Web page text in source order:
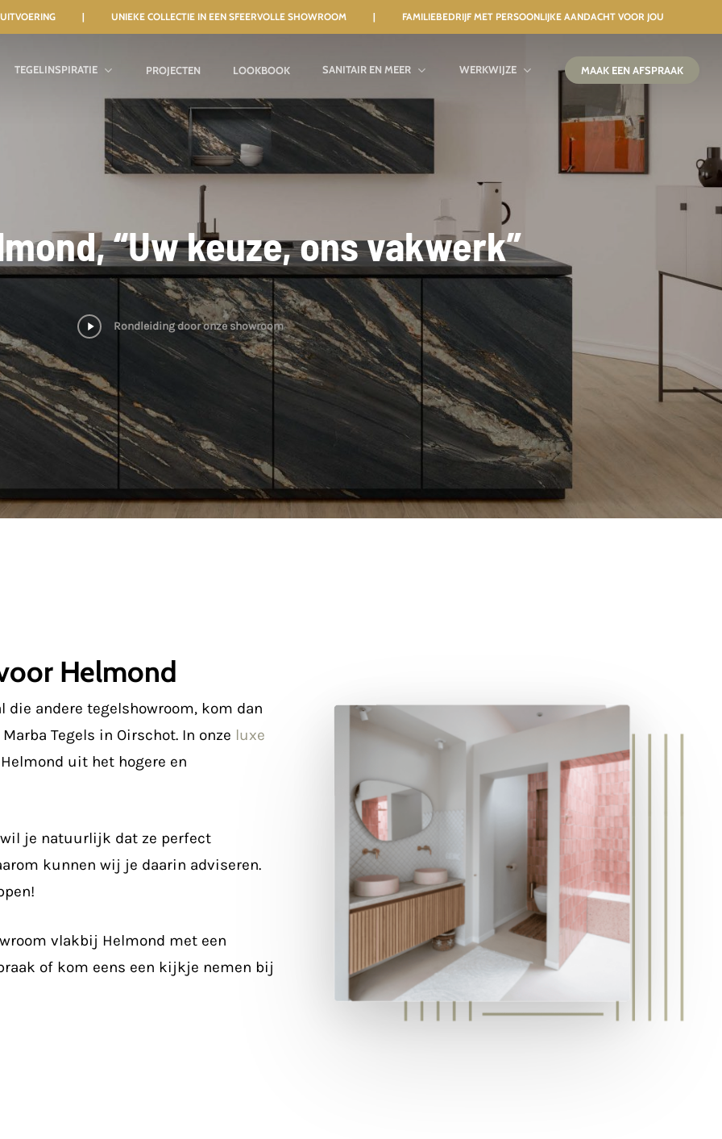
UITVOERING | UNIEKE COLLECTIE IN EEN SFEERVOLLE SHOWROOM | FAMILIEBEDRIJF MET PERSOONLIJKE AANDACHT VOOR JOU
TEGELINSPIRATIE PROJECTEN LOOKBOOK SANITAIR EN MEER WERKWIJZE MAAK EEN AFSPRAAK
“Uw keuze, ons vakwerk”
Play
Rondleiding door onze showroom
Helmond
andere tegelshowroom, kom dan
Tegels in Oirschot. In onze luxe
uit het hogere en
je natuurlijk dat ze perfect
kunnen wij je daarin adviseren.
vlakbij Helmond met een
of kom eens een kijkje nemen bij